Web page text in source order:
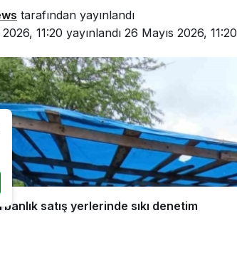
tarafından yayınlandı
11:20 yayınlandı 26 Mayıs 2026, 11:20
satış yerlerinde sıkı denetim